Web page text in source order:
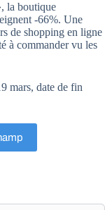
la boutique
-66%. Une
de shopping en ligne
à commander vu les
mars, date de fin